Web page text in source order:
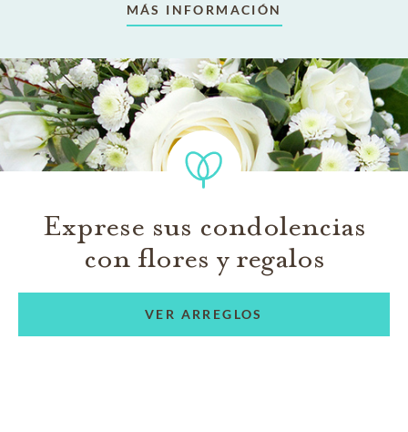
MÁS INFORMACIÓN
Exprese sus condolencias
con flores y regalos
VER ARREGLOS